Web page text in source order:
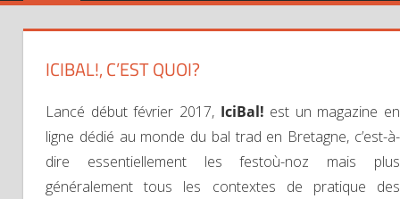
ICIBAL!, C’EST QUOI?
Lancé début février 2017, IciBal! est un magazine en
ligne dédié au monde du bal trad en Bretagne, c’est-à-
dire essentiellement les festoù-noz mais plus
généralement tous les contextes de pratique des